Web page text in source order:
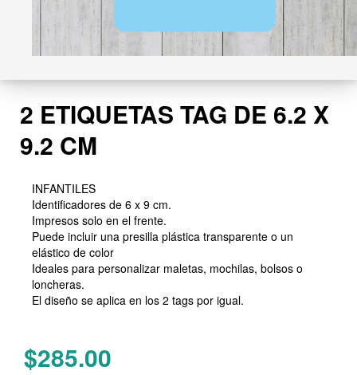
2 ETIQUETAS TAG DE 6.2 X
9.2 CM
INFANTILES
Identificadores de 6 x 9 cm.
Impresos solo en el frente.
Puede incluir una presilla plástica transparente o un
elástico de color
Ideales para personalizar maletas, mochilas, bolsos o
loncheras.
El diseño se aplica en los 2 tags por igual.
$285.00